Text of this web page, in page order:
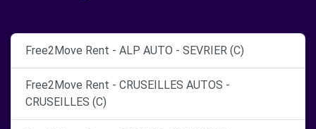
Free2Move Rent - ALP AUTO - SEVRIER (C)
Free2Move Rent - CRUSEILLES AUTOS -
CRUSEILLES (C)